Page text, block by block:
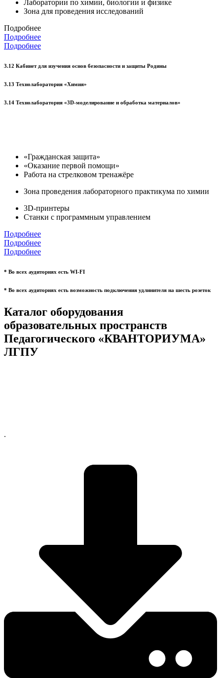
Лаборатории по химии, биологии и физике
Зона для проведения исследований
Подробнее
Подробнее
Подробнее
3.12 Кабинет для изучения основ безопасности и защиты Родины
3.13 Технолаборатория «Химия»
3.14 Технолаборатория «3D-моделирование и обработка материалов»
«Гражданская защита»
«Оказание первой помощи»
Работа на стрелковом тренажёре
Зона проведения лабораторного практикума по химии
3D-принтеры
Станки с программным управлением
Подробнее
Подробнее
Подробнее
* Во всех аудиториях есть WI-FI
* Во всех аудиториях есть возможность подключения удлинителя на шесть розеток
Каталог оборудования
образовательных пространств
Педагогического «КВАНТОРИУМА»
ЛГПУ
.